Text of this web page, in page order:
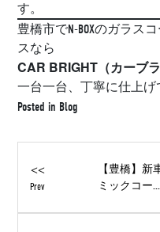
す。
豊橋市でN-BOXのガラス
スなら
CAR BRIGHT（カーブラ
一台一台、丁寧に仕上げ
Posted in Blog
<<
Prev
【豊橋】新
ミックコー...